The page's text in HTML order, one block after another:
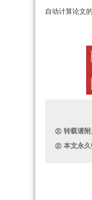
自动计算论文
㊣ 转载请
㊣ 本文永久